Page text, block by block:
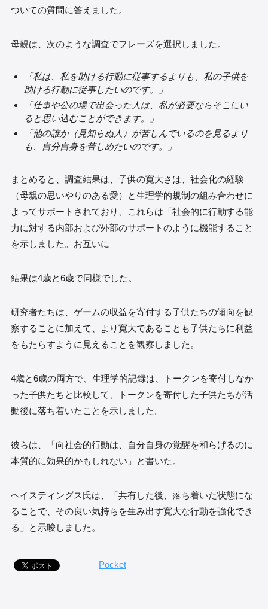
ついての質問に答えました。
母親は、次のような調査でフレーズを選択しました。
「私は、私を助ける行動に従事するよりも、私の子供を
助ける行動に従事したいのです。」
「仕事や公の場で出会った人は、私が必要ならそこにい
ると思い込むことができます。」
「他の誰か（見知らぬ人）が苦しんでいるのを見るより
も、自分自身を苦しめたいのです。」
まとめると、調査結果は、子供の寛大さは、社会化の経験
（母親の思いやりのある愛）と生理学的規制の組み合わせに
よってサポートされており、これらは「社会的に行動する能
力に対する内部および外部のサポートのように機能すること
を示しました。お互いに
結果は4歳と6歳で同様でした。
研究者たちは、ゲームの収益を寄付する子供たちの傾向を観
察することに加えて、より寛大であることも子供たちに利益
をもたらすように見えることを観察しました。
4歳と6歳の両方で、生理学的記録は、トークンを寄付しなか
った子供たちと比較して、トークンを寄付した子供たちが活
動後に落ち着いたことを示しました。
彼らは、「向社会的行動は、自分自身の覚醒を和らげるのに
本質的に効果的かもしれない」と書いた。
ヘイスティングス氏は、「共有した後、落ち着いた状態にな
ることで、その良い気持ちを生み出す寛大な行動を強化でき
る」と示唆しました。
Pocket